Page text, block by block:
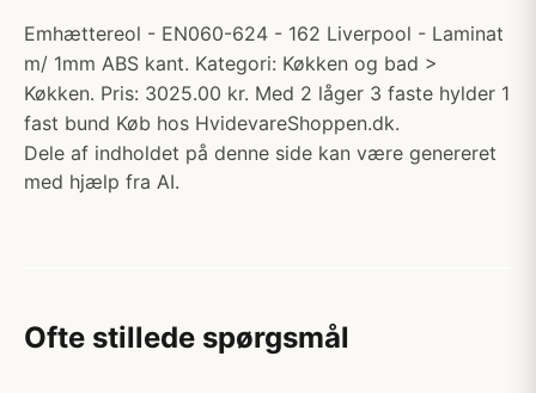
Emhættereol - EN060-624 - 162 Liverpool - Laminat
m/ 1mm ABS kant. Kategori: Køkken og bad >
Køkken. Pris: 3025.00 kr. Med 2 låger 3 faste hylder 1
fast bund Køb hos HvidevareShoppen.dk.
Dele af indholdet på denne side kan være genereret
med hjælp fra AI.
Ofte stillede spørgsmål